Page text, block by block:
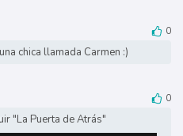
0
chica llamada Carmen :)
0
"La Puerta de Atrás"